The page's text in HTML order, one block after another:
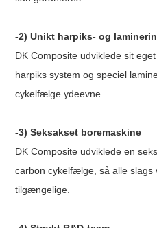
-2) Unikt harpiks- og
DK Composite udviklede sit
harpiks system og speciel
cykelfælge ydeevne.
-3) Seksakset boremaskine
DK Composite udviklede en
carbon cykelfælge, så alle slags
tilgængelige.